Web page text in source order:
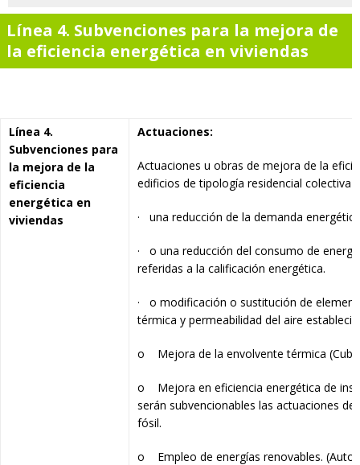
Línea 4. Subvenciones para la mejora de
la eficiencia energética en viviendas
Línea 4.
Subvenciones para
la mejora de la
eficiencia
energética en
viviendas
Actuaciones:
Actuaciones u obras de mejora de la
edificios de tipología residencial colectiva
· una reducción de la demanda
· o una reducción del consumo de
referidas a la calificación energética.
· o modificación o sustitución de
térmica y permeabilidad del aire
o Mejora de la envolvente térmica
o Mejora en eficiencia energética de
serán subvencionables las actuaciones
fósil.
o Empleo de energías renovables.